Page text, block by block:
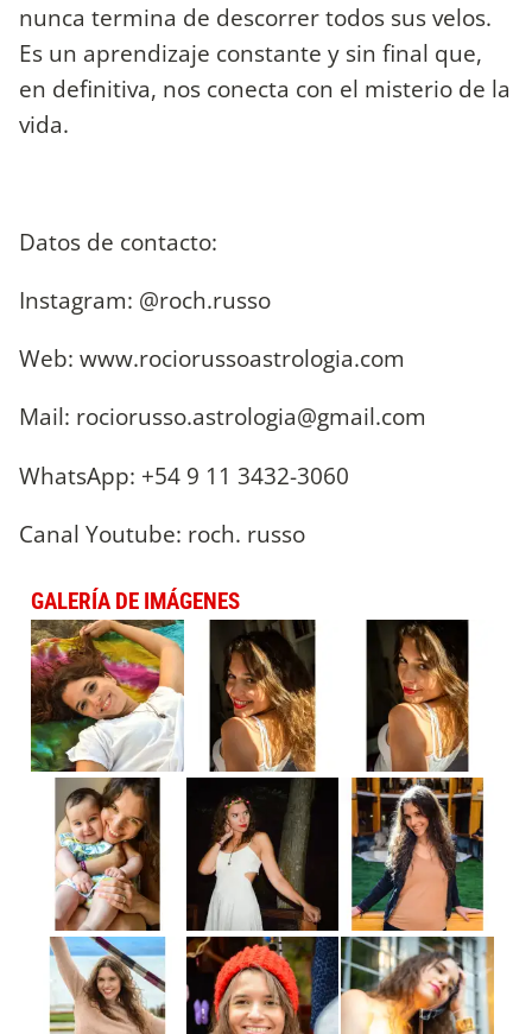
nunca termina de descorrer todos sus velos.
Es un aprendizaje constante y sin final que,
en definitiva, nos conecta con el misterio de la
vida.
Datos de contacto:
Instagram: @roch.russo
Web: www.rociorussoastrologia.com
Mail: rociorusso.astrologia@gmail.com
WhatsApp: +54 9 11 3432-3060
Canal Youtube: roch. russo
GALERÍA DE IMÁGENES